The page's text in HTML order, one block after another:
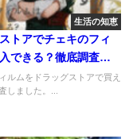
生活の知恵
トアでチェキのフィ
できる？徹底調査し
ルムをドラッグストアで買え
しました。...